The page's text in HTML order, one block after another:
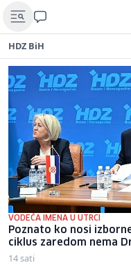
HDZ BiH
VODEĆA IMENA U UTRCI
Poznato ko nosi
ciklus zaredom nema
14 sati